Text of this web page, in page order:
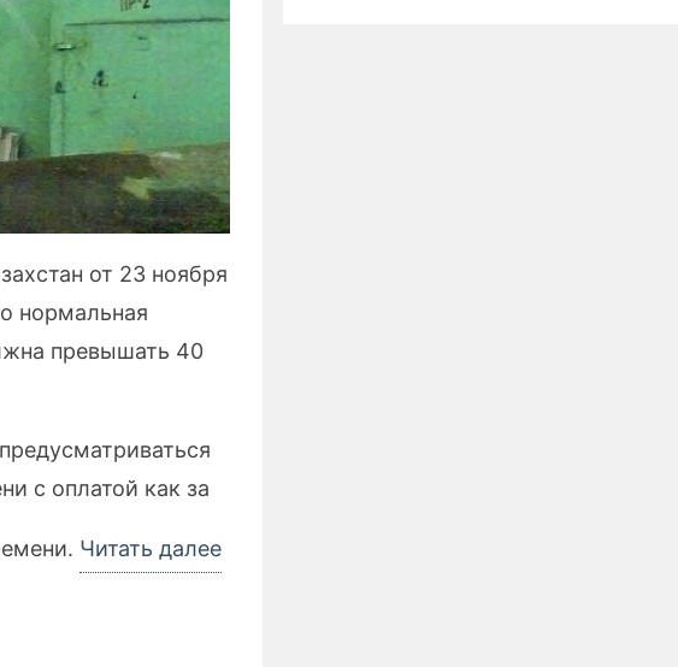
от 23 ноября
нормальная
превышать 40
с оплатой как за
Читать далее«Производственный